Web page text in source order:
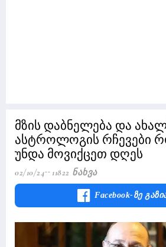
მზის დაბნელება და
ასტროლოგის რჩევები
უნდა მოვიქცეთ დღეს
02/10/24 11822 Ნახვა
Facebook-Ზე